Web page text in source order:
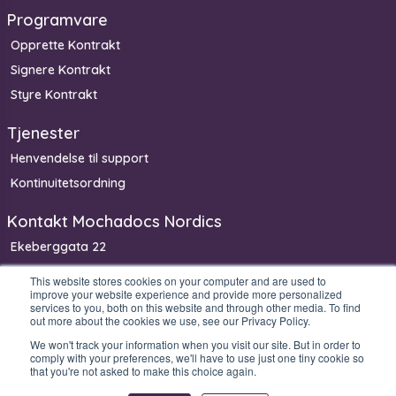
This website stores cookies on your computer and are used to
improve your website experience and provide more personalized
services to you, both on this website and through other media. To find
out more about the cookies we use, see our Privacy Policy.
We won't track your information when you visit our site. But in order to
comply with your preferences, we'll have to use just one tiny cookie so
that you're not asked to make this choice again.
Programvare
Opprette Kontrakt
Signere Kontrakt
Styre Kontrakt
Tjenester
Henvendelse til support
Kontinuitetsordning
Kontakt Mochadocs Nordics
Ekeberggata 22
3208 Sandefjord
Norge
Telefon: +47 900 63 300